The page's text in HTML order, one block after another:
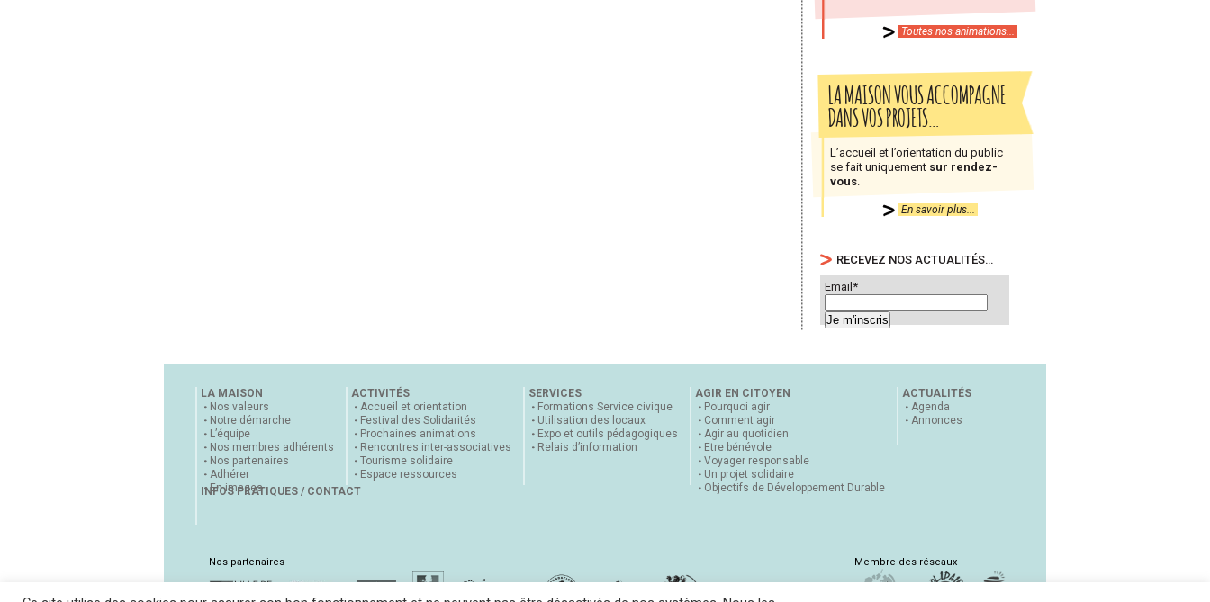
Toutes nos animations...
LA MAISON VOUS ACCOMPAGNE
DANS VOS PROJETS…
L’accueil et l’orientation du public
se fait uniquement sur rendez-
vous
En savoir plus...
RECEVEZ NOS ACTUALITÉS…
Email*
LA MAISON
Nos valeurs
Notre démarche
L’équipe
Nos membres adhérents
Nos partenaires
Adhérer
En images
ACTIVITÉS
Accueil et orientation
Festival des Solidarités
Prochaines animations
Rencontres inter-associatives
Tourisme solidaire
Espace ressources
SERVICES
Formations Service civique
Utilisation des locaux
Expo et outils pédagogiques
Relais d’information
AGIR EN CITOYEN
Pourquoi agir
Comment agir
Agir au quotidien
Etre bénévole
Voyager responsable
Un projet solidaire
Objectifs de Développement Durable
ACTUALITÉS
Agenda
Annonces
INFOS PRATIQUES / CONTACT
Nos partenaires Membre des réseaux